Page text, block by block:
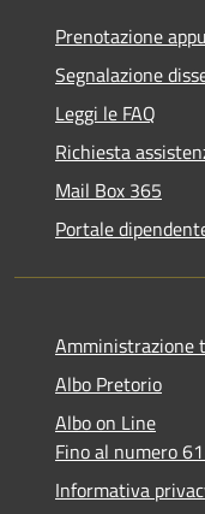
Prenotazione
Segnalazione
Leggi le FAQ
Richiesta
Mail Box 365
Portale
Amministrazione
Albo Pretorio
Albo on Line
Fino al numero
Informativa